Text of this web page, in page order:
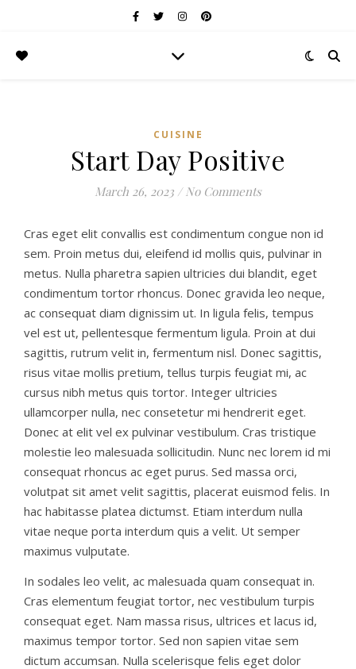
CUISINE
Start Day Positive
March 26, 2023 / No Comments
Cras eget elit convallis est condimentum congue non id
sem. Proin metus dui, eleifend id mollis quis, pulvinar in
metus. Nulla pharetra sapien ultricies dui blandit, eget
condimentum tortor rhoncus. Donec gravida leo neque,
ac consequat diam dignissim ut. In ligula felis, tempus
vel est ut, pellentesque fermentum ligula. Proin at dui
sagittis, rutrum velit in, fermentum nisl. Donec sagittis,
risus vitae mollis pretium, tellus turpis feugiat mi, ac
cursus nibh metus quis tortor. Integer ultricies
ullamcorper nulla, nec consetetur mi hendrerit eget.
Donec at elit vel ex pulvinar vestibulum. Cras tristique
molestie leo malesuada sollicitudin. Nunc nec lorem id mi
consequat rhoncus ac eget purus. Sed massa orci,
volutpat sit amet velit sagittis, placerat euismod felis. In
hac habitasse platea dictumst. Etiam interdum nulla
vitae neque porta interdum quis a velit. Ut semper
maximus vulputate.
In sodales leo velit, ac malesuada quam consequat in.
Cras elementum feugiat tortor, nec vestibulum turpis
consequat eget. Nam massa risus, ultrices et lacus id,
maximus tempor tortor. Sed non sapien vitae sem
dictum accumsan. Nulla scelerisque felis eget dolor